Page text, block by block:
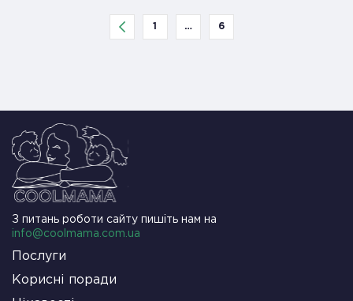
1 … 6
З питань роботи сайту пишіть нам на
info@coolmama.com.ua
Послуги
Корисні поради